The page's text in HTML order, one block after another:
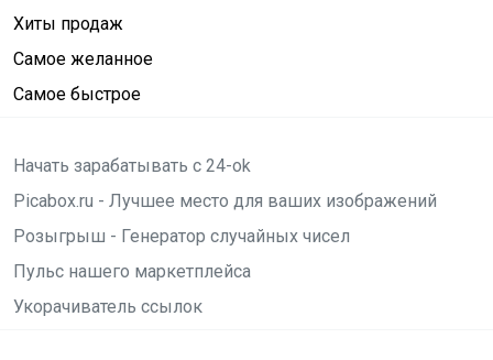
Хиты продаж
Самое желанное
Самое быстрое
Начать зарабатывать с 24-ok
Picabox.ru - Лучшее место для ваших изображений
Розыгрыш - Генератор случайных чисел
Пульс нашего маркетплейса
Укорачиватель ссылок